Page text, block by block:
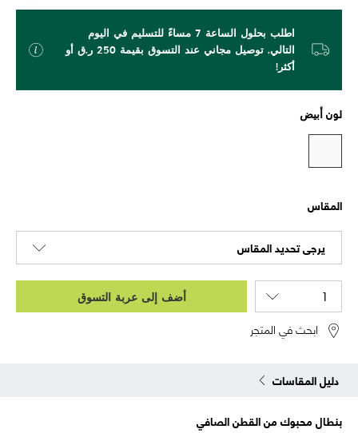
اطلب بحلول الساعة 7 مساءً للتسليم في اليوم
التالي. توصيل مجاني عند التسوق بقيمة 250 ر.ق أو
أكثر!
لون أبيض
المقاس
يرجى تحديد المقاس
أضف إلى عربة التسوق
ابحث في المتجر
دليل المقاسات
بنطال محبوك من القطن الصافي